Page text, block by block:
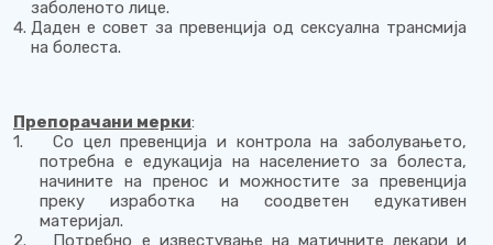
заболеното лице.
Даден е совет за превенција од сексуална трансмија
на болеста.
Препорачани мерки:
1.
Со цел превенција и контрола на заболувањето,
потребна е едукација на населението за болеста,
начините на пренос и можностите за превенција
преку изработка на соодветен едукативен
материјал.
2.
Потребно е известување на матичните лекари и